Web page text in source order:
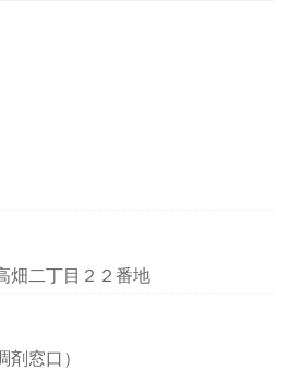
畑二丁目２２番地
窓口）